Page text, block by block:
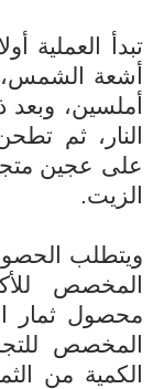
تبدأ العملية
أشعة
أملسين،
النار، ثم
على عجين
الزيت.
ويتطلب
محصول ثمار
المخصص
الكمية من